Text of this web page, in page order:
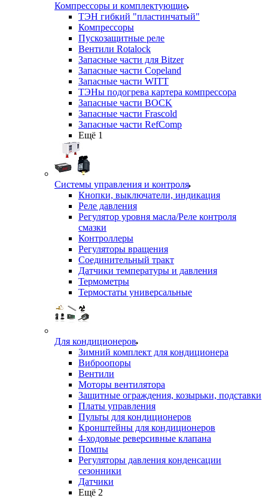
Компрессоры и комплектующие
ТЭН гибкий "пластинчатый"
Компрессоры
Пускозащитные реле
Вентили Rotalock
Запасные части для Bitzer
Запасные части Copeland
Запасные части WITT
ТЭНы подогрева картера компрессора
Запасные части BOCK
Запасные части Frascold
Запасные части RefComp
Ещё 1
Системы управления и контроля
Кнопки, выключатели, индикация
Реле давления
Регулятор уровня масла/Реле контроля
смазки
Контроллеры
Регуляторы вращения
Соединительный тракт
Датчики температуры и давления
Термометры
Термостаты универсальные
Для кондиционеров
Зимний комплект для кондиционера
Виброопоры
Вентили
Моторы вентилятора
Защитные ограждения, козырьки, подставки
Платы управления
Пульты для кондиционеров
Кронштейны для кондиционеров
4-ходовые реверсивные клапана
Помпы
Регуляторы давления конденсации
сезонники
Датчики
Ещё 2